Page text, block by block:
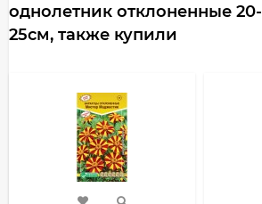
однолетник отклоненные 20-
25см, также купили